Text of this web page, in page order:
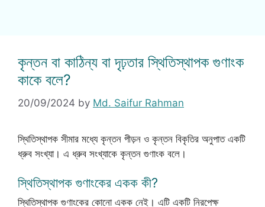
কৃন্তন বা কাঠিন্য বা দৃঢ়তার স্থিতিস্থাপক গুণাংক
কাকে বলে?
20/09/2024 by Md. Saifur Rahman
স্থিতিস্থাপক সীমার মধ্যে কৃন্তন পীড়ন ও কৃন্তন বিকৃতির অনুপাত একটি
ধ্রুব সংখ্যা। এ ধ্রুব সংখ্যাকে কৃন্তন গুণাংক বলে।
স্থিতিস্থাপক গুণাংকের একক কী?
স্থিতিস্থাপক গুণাংকের কোনো একক নেই। এটি একটি নিরপেক্ষ